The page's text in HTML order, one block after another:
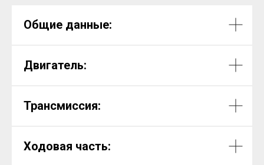
Общие данные:
Двигатель:
Трансмиссия:
Ходовая часть: